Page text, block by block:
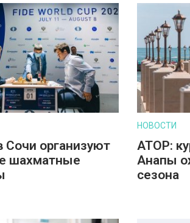
организуют
шахматные
НОВОСТИ
АТОР:
Анапы
сезона